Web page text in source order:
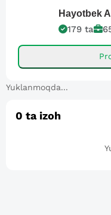
Hayotbek
179 ta
Yuklanmoqda...
0 ta izoh